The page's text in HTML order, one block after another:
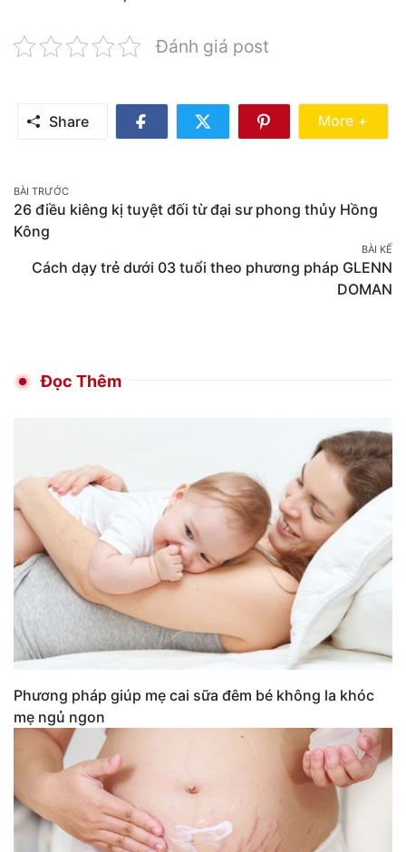
Đánh giá post
Share
Share
Share
More +
Post
navigation
BÀI TRƯỚC
26 điều kiêng kị tuyệt đối từ đại sư phong thủy Hồng
Kông
BÀI KẾ
Cách dạy trẻ dưới 03 tuổi theo phương pháp GLENN
DOMAN
Đọc Thêm
Phương pháp giúp mẹ cai sữa đêm bé không la khóc
mẹ ngủ ngon